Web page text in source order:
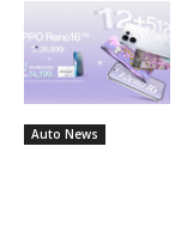
Auto News